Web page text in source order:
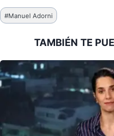
Etiquetas
de
#Manuel Adorni
TAMBIÉN TE